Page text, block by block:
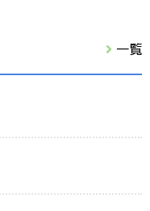
一覧